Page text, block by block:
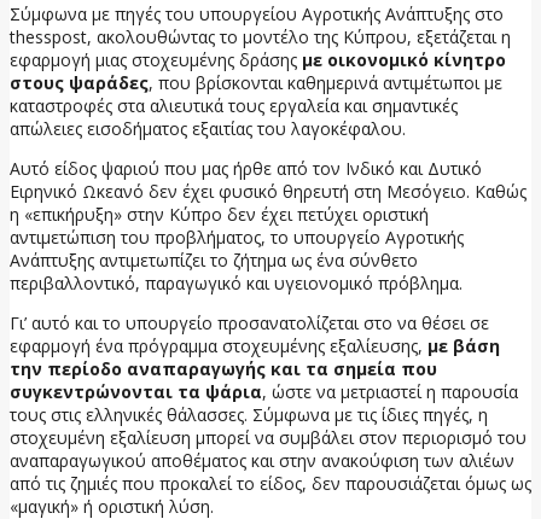
Σύμφωνα με πηγές του υπουργείου Αγροτικής Ανάπτυξης στο
thesspost, ακολουθώντας το μοντέλο της Κύπρου, εξετάζεται η
εφαρμογή μιας στοχευμένης δράσης με οικονομικό κίνητρο
στους ψαράδες, που βρίσκονται καθημερινά αντιμέτωποι με
καταστροφές στα αλιευτικά τους εργαλεία και σημαντικές
απώλειες εισοδήματος εξαιτίας του λαγοκέφαλου.
Αυτό είδος ψαριού που μας ήρθε από τον Ινδικό και Δυτικό
Ειρηνικό Ωκεανό δεν έχει φυσικό θηρευτή στη Μεσόγειο. Καθώς
η «επικήρυξη» στην Κύπρο δεν έχει πετύχει οριστική
αντιμετώπιση του προβλήματος, το υπουργείο Αγροτικής
Ανάπτυξης αντιμετωπίζει το ζήτημα ως ένα σύνθετο
περιβαλλοντικό, παραγωγικό και υγειονομικό πρόβλημα.
Γι’ αυτό και το υπουργείο προσανατολίζεται στο να θέσει σε
εφαρμογή ένα πρόγραμμα στοχευμένης εξαλίευσης, με βάση
την περίοδο αναπαραγωγής και τα σημεία που
συγκεντρώνονται τα ψάρια, ώστε να μετριαστεί η παρουσία
τους στις ελληνικές θάλασσες. Σύμφωνα με τις ίδιες πηγές, η
στοχευμένη εξαλίευση μπορεί να συμβάλει στον περιορισμό του
αναπαραγωγικού αποθέματος και στην ανακούφιση των αλιέων
από τις ζημιές που προκαλεί το είδος, δεν παρουσιάζεται όμως ως
«μαγική» ή οριστική λύση.